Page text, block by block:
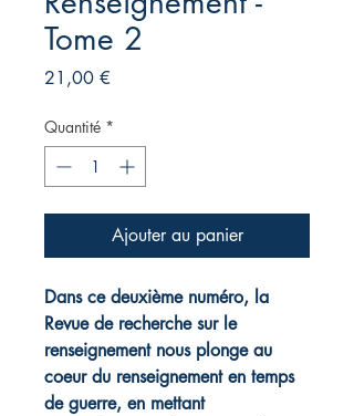
Tome 2
21,00 €
Quantité *
Ajouter au panier
Dans ce deuxième numéro, la
Revue de recherche sur le
renseignement nous plonge au
coeur du renseignement en temps
de guerre, en mettant